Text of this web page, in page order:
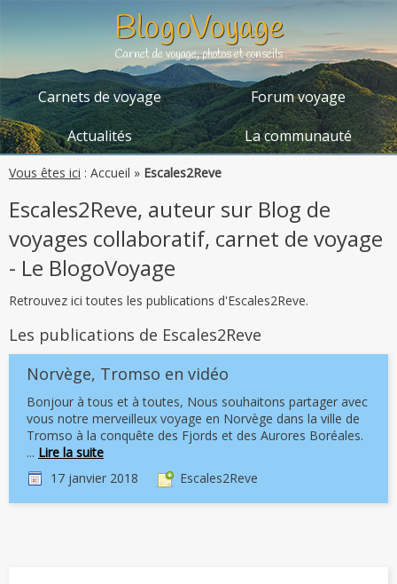
BlogoVoyage
Carnet de voyage, photos et conseils
Carnets de voyage
Forum voyage
Actualités
La communauté
Vous êtes ici : Accueil » Escales2Reve
Escales2Reve, auteur sur Blog de
voyages collaboratif, carnet de voyage
- Le BlogoVoyage
Retrouvez ici toutes les publications d'Escales2Reve.
Les publications de Escales2Reve
Norvège, Tromso en vidéo
Bonjour à tous et à toutes, Nous souhaitons partager avec
vous notre merveilleux voyage en Norvège dans la ville de
Tromso à la conquête des Fjords et des Aurores Boréales.
... Lire la suite
17 janvier 2018
Escales2Reve